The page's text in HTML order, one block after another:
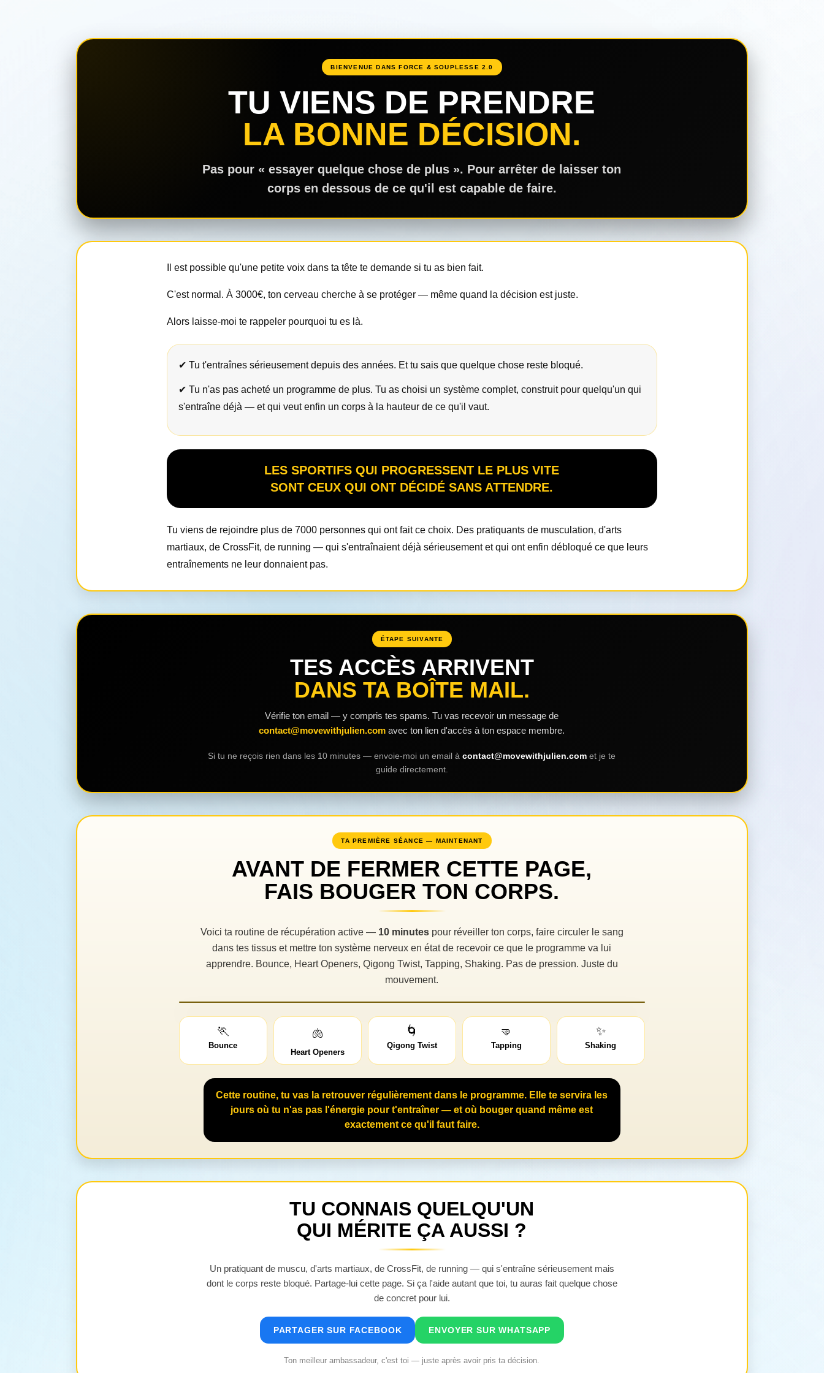
BIENVENUE DANS FORCE & SOUPLESSE 2.0
TU VIENS DE PRENDRE
LA BONNE DÉCISION.
Pas pour « essayer quelque chose de plus ». Pour arrêter de laisser ton
corps en dessous de ce qu'il est capable de faire.
Il est possible qu'une petite voix dans ta tête te demande si tu as bien fait.
C'est normal. À 3000€, ton cerveau cherche à se protéger — même quand la décision est juste.
Alors laisse-moi te rappeler pourquoi tu es là.
✔ Tu t'entraînes sérieusement depuis des années. Et tu sais que quelque chose reste bloqué.
✔ Tu n'as pas acheté un programme de plus. Tu as choisi un système complet, construit pour quelqu'un qui
s'entraîne déjà — et qui veut enfin un corps à la hauteur de ce qu'il vaut.
LES SPORTIFS QUI PROGRESSENT LE PLUS VITE
SONT CEUX QUI ONT DÉCIDÉ SANS ATTENDRE.
Tu viens de rejoindre plus de 7000 personnes qui ont fait ce choix. Des pratiquants de musculation, d'arts
martiaux, de CrossFit, de running — qui s'entraînaient déjà sérieusement et qui ont enfin débloqué ce que leurs
entraînements ne leur donnaient pas.
ÉTAPE SUIVANTE
TES ACCÈS ARRIVENT
DANS TA BOÎTE MAIL.
Vérifie ton email — y compris tes spams. Tu vas recevoir un message de
contact@movewithjulien.com avec ton lien d'accès à ton espace membre.
Si tu ne reçois rien dans les 10 minutes — envoie-moi un email àcontact@movewithjulien.com et je te
guide directement.
TA PREMIÈRE SÉANCE — MAINTENANT
AVANT DE FERMER CETTE PAGE,
FAIS BOUGER TON CORPS.
Voici ta routine de récupération active — 10 minutespour réveiller ton corps, faire circuler le sang
dans tes tissus et mettre ton système nerveux en état de recevoir ce que le programme va lui
apprendre. Bounce, Heart Openers, Qigong Twist, Tapping, Shaking. Pas de pression. Juste du
mouvement.
🏃
Bounce
🫁
Heart Openers
🌀
Qigong Twist
🤜
Tapping
✨
Shaking
Cette routine, tu vas la retrouver régulièrement dans le programme. Elle te servira les
jours où tu n'as pas l'énergie pour t'entraîner — et où bouger quand même est
exactement ce qu'il faut faire.
TU CONNAIS QUELQU'UN
QUI MÉRITE ÇA AUSSI ?
Un pratiquant de muscu, d'arts martiaux, de CrossFit, de running — qui s'entraîne sérieusement mais
dont le corps reste bloqué. Partage-lui cette page. Si ça l'aide autant que toi, tu auras fait quelque chose
de concret pour lui.
PARTAGER SUR FACEBOOK ENVOYER SUR WHATSAPP
Ton meilleur ambassadeur, c'est toi — juste après avoir pris ta décision.